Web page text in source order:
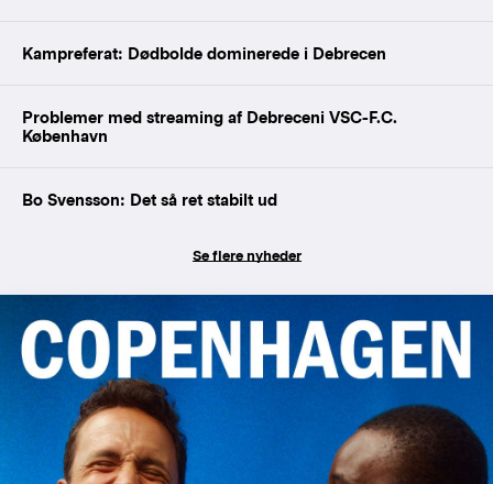
Kampreferat: Dødbolde dominerede i Debrecen
Problemer med streaming af Debreceni VSC-F.C.
København
Bo Svensson: Det så ret stabilt ud
Se flere nyheder